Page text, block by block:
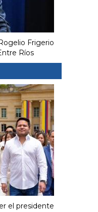
Frigerio
Ríos
el presidente